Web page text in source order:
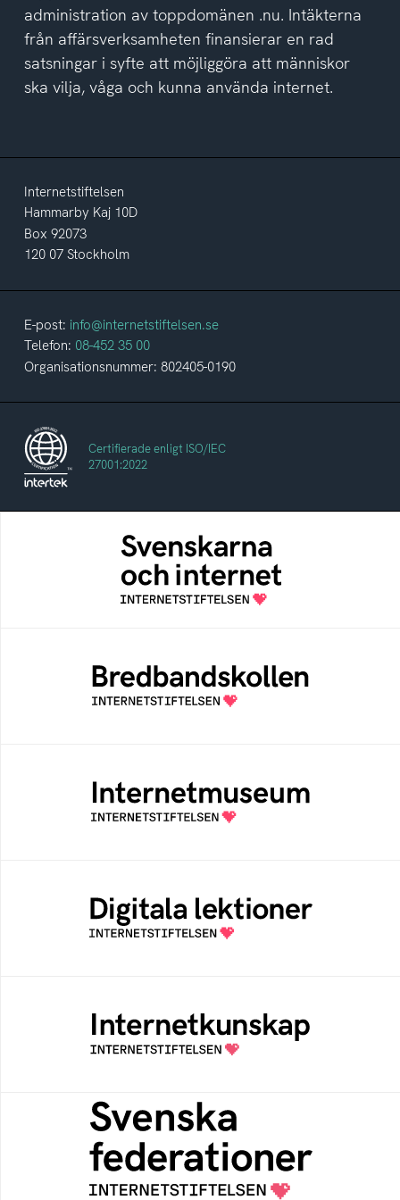
administration av toppdomänen .nu. Intäkterna
från affärsverksamheten finansierar en rad
satsningar i syfte att möjliggöra att människor
ska vilja, våga och kunna använda internet.
Internetstiftelsen
Hammarby Kaj 10D
Box 92073
120 07 Stockholm
E-post: info@internetstiftelsen.se
Telefon: 08-452 35 00
Organisationsnummer: 802405-0190
Certifierade enligt ISO/IEC
27001:2022
Svenskarna och internet
En årlig studie av svenska folkets
internetvanor
Bredbandskollen är ett oberoende
konsumentverktyg som drivs av
Internetstiftelsen
Ett digitalt museum som byggts, och kureras
av Internetstiftelsen
Öppen digital lärresurs med färdiga lektioner
för alla stadier i grundskolan
Samlad kunskap som hjälper dig att bli en
säker och medveten internetanvändare
Svenska federationer
Grunden för medlemskap i en sektors- eller
kontextspecifik federation